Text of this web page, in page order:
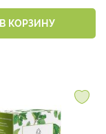
В КОРЗИНУ